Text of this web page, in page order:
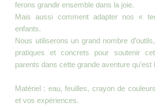
ferons grandir ensemble dans la joie.
Mais aussi comment adapter nos «
enfants.
Nous utiliserons un grand nombre
pratiques et concrets pour soutenir
parents dans cette grande aventure qu’est
Matériel : eau, feuilles, crayon de
et vos expériences.